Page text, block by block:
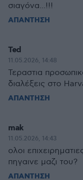
σιαγόνα...!!!
ΑΠΑΝΤΗΣΗ
Ted
11.05.2026, 14:48
Τεραστια
διαλέξεις στο
ΑΠΑΝΤΗΣΗ
mak
11.05.2026, 14:43
ολοι
πηγαινε μαζι του?
ΑΠΑΝΤΗΣΗ